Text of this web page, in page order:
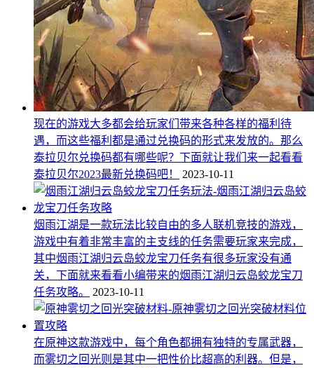
现在的游戏大多都会给玩家们带来各种各样的福利待
遇，而这些福利都是通过兑换码的形式来发放的。那么
泰拉贝尔兑换码都有哪些呢？下面就让我们来一起看看
泰拉贝尔2023最新兑换码吧！
2023-10-11
烟雨江湖是一款玩法比较自由的多人联机竞技的游戏，
游戏中有着非常丰富的主支线的任务需要玩家来完成，
其中烟雨江湖归云岛蛟龙宝刀任务有很多玩家没有通
关，下面就来看看小编带来的烟雨江湖归云岛蛟龙宝刀
任务攻略。
2023-10-11
在原神这款游戏中，每个角色都拥有独特的专属武器，
而雾切之回光则是其中一把性价比超高的利器。但是，